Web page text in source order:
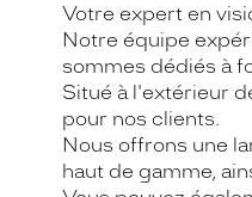
Votre expert en
Notre équipe
sommes dédiés à
Situé à l'extérieur
pour nos clients.
Nous offrons une
haut de gamme,